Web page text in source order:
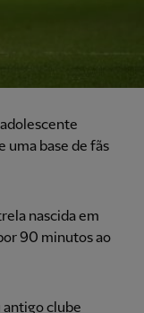
uma base de fãs
nascida em
90 minutos ao
antigo clube